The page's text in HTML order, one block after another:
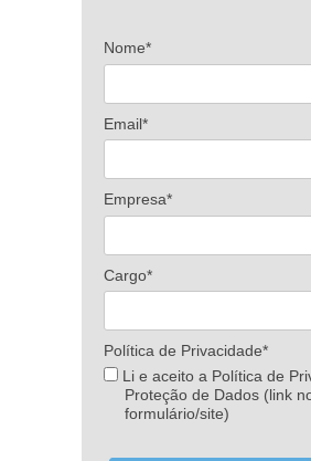
Nome*
Email*
Empresa*
Cargo*
Política de Privacidade*
Li e aceito a Política de
Proteção de Dados (link
formulário/site)